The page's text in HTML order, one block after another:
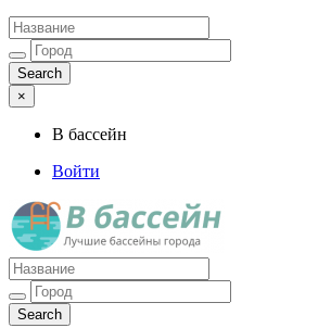
×
В бассейн
Войти
Лучшие бассейны города